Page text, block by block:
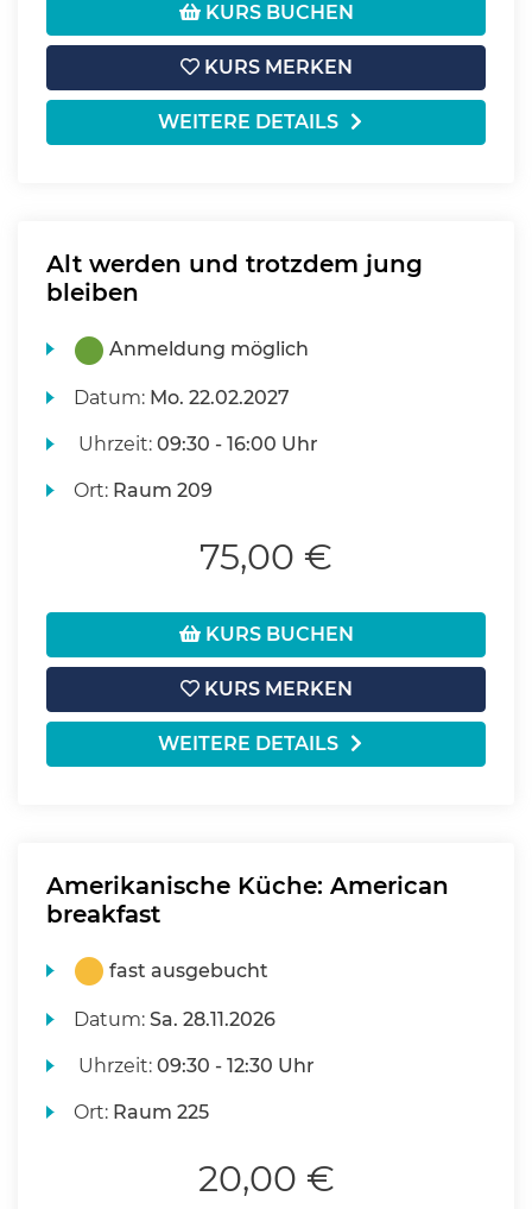
KURS BUCHEN
KURS MERKEN
WEITERE DETAILS
Alt werden und trotzdem jung
bleiben
Anmeldung möglich
Datum: Mo. 22.02.2027
Uhrzeit:09:30 - 16:00 Uhr
Ort: Raum 209
75,00 €
KURS BUCHEN
KURS MERKEN
WEITERE DETAILS
Amerikanische Küche: American
breakfast
fast ausgebucht
Datum:Sa. 28.11.2026
Uhrzeit:09:30 - 12:30 Uhr
Ort: Raum 225
20,00 €